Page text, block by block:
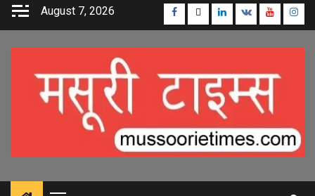
Skip
August 7, 2026 Facebook
TwitterLinkedin
VK Youtube